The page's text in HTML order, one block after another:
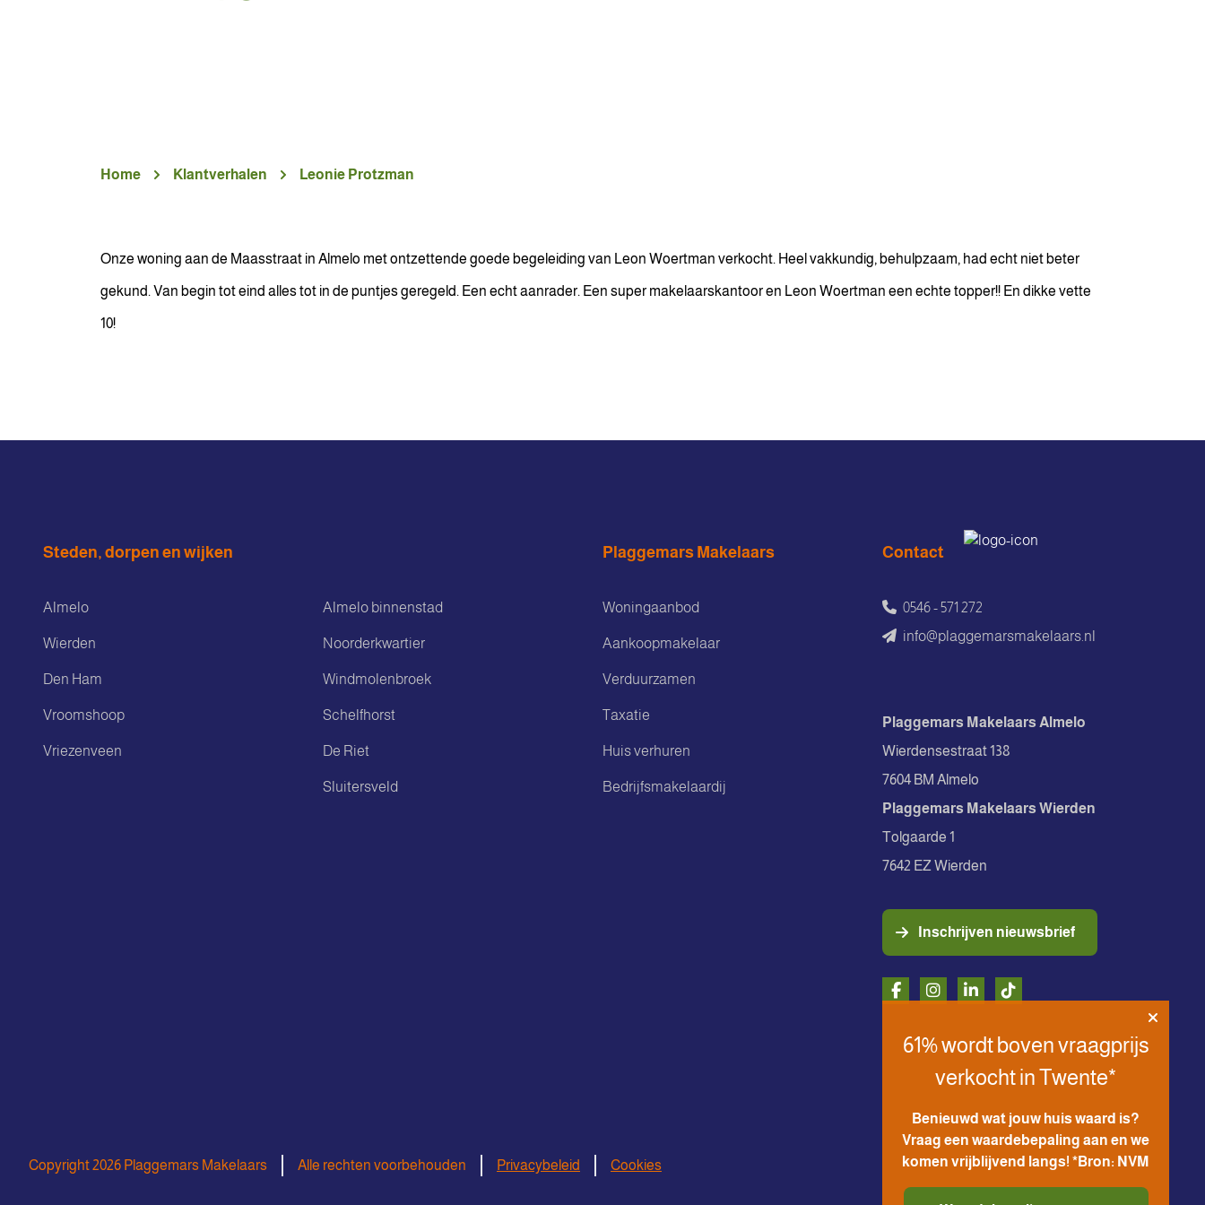
Home Klantverhalen Leonie Protzman
Onze woning aan de Maasstraat in Almelo met ontzettende goede begeleiding van Leon Woertman verkocht. Heel vakkundig, behulpzaam, had echt niet beter
gekund. Van begin tot eind alles tot in de puntjes geregeld. Een echt aanrader. Een super makelaarskantoor en Leon Woertman een echte topper!! En dikke vette
10!
Steden, dorpen en wijken
Almelo
Wierden
Den Ham
Vroomshoop
Vriezenveen
Almelo binnenstad
Noorderkwartier
Windmolenbroek
Schelfhorst
De Riet
Sluitersveld
Plaggemars Makelaars
Woningaanbod
Aankoopmakelaar
Verduurzamen
Taxatie
Huis verhuren
Bedrijfsmakelaardij
Contact
0546 - 571 272
info@plaggemarsmakelaars.nl
Plaggemars Makelaars Almelo
Wierdensestraat 138
7604 BM Almelo
Plaggemars Makelaars Wierden
Tolgaarde 1
7642 EZ Wierden
Inschrijven nieuwsbrief
Copyright 2026 Plaggemars Makelaars Alle rechten voorbehouden Privacybeleid Cookies
61% wordt boven vraagprijs
verkocht in Twente*
Benieuwd wat jouw huis waard is?
Vraag een waardebepaling aan en we
komen vrijblijvend langs! *Bron: NVM